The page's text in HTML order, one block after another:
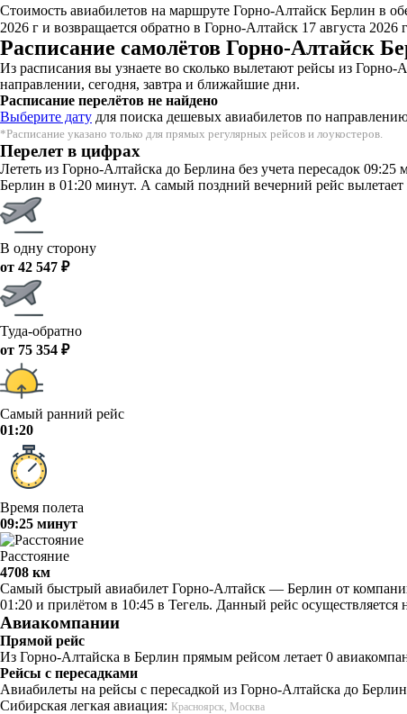
Стоимость авиабилетов на маршруте Горно-Алтайск Берлин в
2026 г и возвращается обратно в Горно-Алтайск 17 августа 2026 г
Расписание самолётов Горно-Алтайск
Из расписания вы узнаете во сколько вылетают рейсы из
направлении, сегодня, завтра и ближайшие дни.
Расписание перелётов не найдено
Выберите дату для поиска дешевых авиабилетов по
*Расписание указано только для прямых регулярных рейсов и лоукостеров.
Перелет в цифрах
Лететь из Горно-Алтайска до Берлина без учета пересадок
Берлин в 01:20 минут. А самый поздний вечерний рейс вылетает
В одну сторону
от 42 547 ₽
Туда-обратно
от 75 354 ₽
Самый ранний рейс
01:20
Время полета
09:25 минут
Расстояние
4708 км
Самый быстрый авиабилет Горно-Алтайск — Берлин от
01:20 и прилётом в 10:45 в Тегель. Данный рейс
Авиакомпании
Прямой рейс
Из Горно-Алтайска в Берлин прямым рейсом летает 0
Рейсы с пересадками
Авиабилеты на рейсы с пересадкой из Горно-Алтайска до
Сибирская легкая авиация: Красноярск, Москва